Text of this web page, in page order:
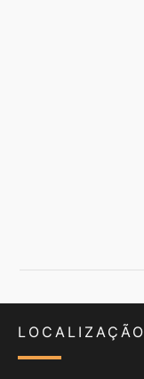
LOCALIZAÇÃO